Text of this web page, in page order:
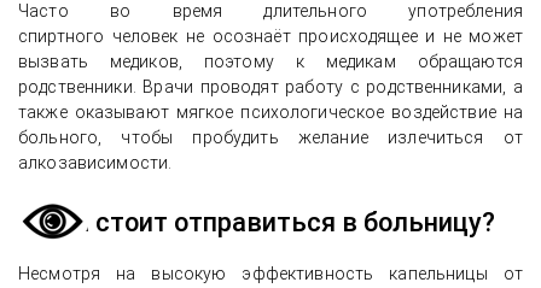
Часто во время длительного употребления
спиртного человек не осознаёт происходящее и не может
вызвать медиков, поэтому к медикам обращаются
родственники. Врачи проводят работу с родственниками, а
также оказывают мягкое психологическое воздействие на
больного, чтобы пробудить желание излечиться от
алкозависимости.
Когда стоит отправиться в больницу?
Несмотря на высокую эффективность капельницы от